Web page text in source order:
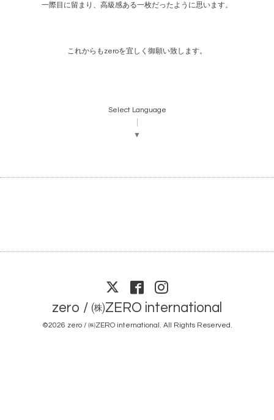
一際目に留まり、高級感ある一枚だったように思います。
これからもzeroを宜しく御願い致します。
Select Language
▼
zero / ㈱ZERO international
©2026 zero / ㈱ZERO international . All Rights Reserved.